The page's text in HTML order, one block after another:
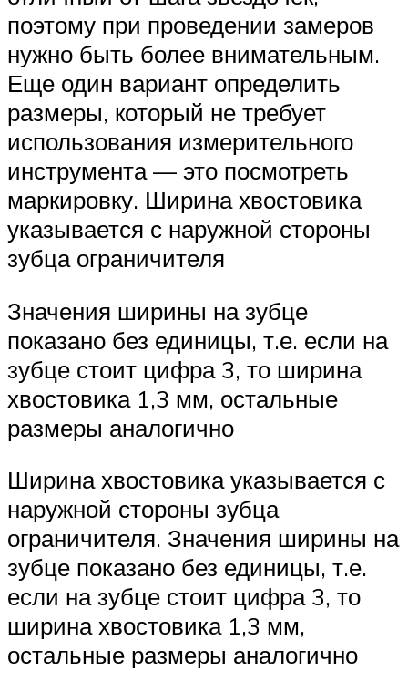
поэтому при проведении замеров
нужно быть более внимательным.
Еще один вариант определить
размеры, который не требует
использования измерительного
инструмента — это посмотреть
маркировку. Ширина хвостовика
указывается с наружной стороны
зубца ограничителя
Значения ширины на зубце
показано без единицы, т.е. если на
зубце стоит цифра 3, то ширина
хвостовика 1,3 мм, остальные
размеры аналогично
Ширина хвостовика указывается с
наружной стороны зубца
ограничителя. Значения ширины на
зубце показано без единицы, т.е.
если на зубце стоит цифра 3, то
ширина хвостовика 1,3 мм,
остальные размеры аналогично